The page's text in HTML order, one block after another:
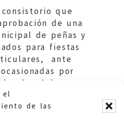
el
de las
que
de una
de peñas y
para fiestas
ante
por
locales del